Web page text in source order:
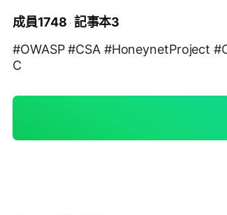
成員1748 記事本3
#OWASP #CSA #HoneynetProject
C